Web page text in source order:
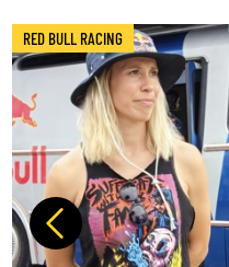
Předchozí
RED BULL RACING